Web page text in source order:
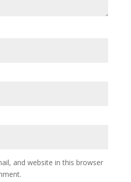
and website in this browser